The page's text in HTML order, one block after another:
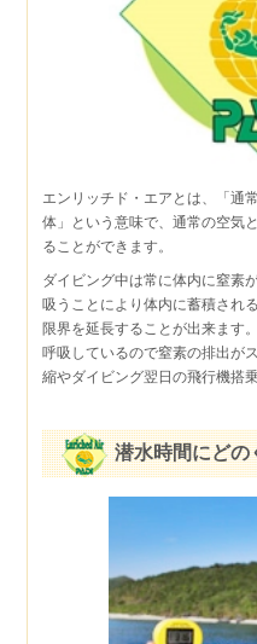
エンリッチド・エアとは、「通
体」という意味で、通常の空気
ることができます。
ダイビング中は常に体内に窒素
吸うことにより体内に蓄積され
限界を延長することが出来ます
呼吸しているので窒素の排出が
縮やダイビング翌日の飛行機搭
潜水時間にどの